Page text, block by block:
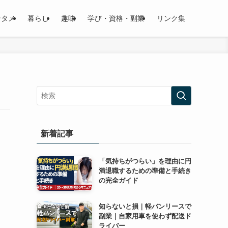
メ 暮らし 趣味 学び・資格・副業 リンク集
新着記事
「気持ちがつらい」を理由に円
満退職するための準備と手続き
の完全ガイド
知らないと損｜軽バンリースで
副業｜自家用車を使わず配送ド
ライバー